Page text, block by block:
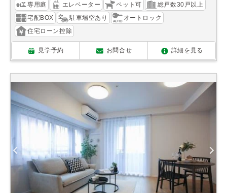
専用庭 エレベーター ペット可
総戸数30戸以上
宅配BOX
駐車場空あり
オートロック
住宅ローン控除
見学予約 お問合せ 詳細を見る